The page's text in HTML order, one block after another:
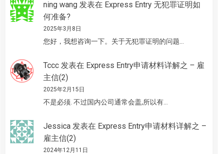
ning wang 发表在 Express Entry 无犯罪证明如
何准备?
2025年3月8日
您好，我想咨询一下。关于无犯罪证明的问题…
Tccc 发表在 Express Entry申请材料详解之 – 雇
主信(2)
2025年2月15日
不是必须. 不过国内公司通常会盖,所以有…
Jessica 发表在 Express Entry申请材料详解之 –
雇主信(2)
2024年12月11日